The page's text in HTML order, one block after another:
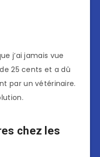
j’ai jamais vue
25 cents et a dû
par un vétérinaire.
chez les